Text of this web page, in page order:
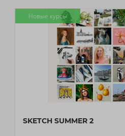
Новые курсы
SKETCH SUMMER 2